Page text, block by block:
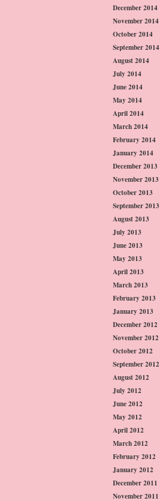
December 2014
November 2014
October 2014
September 2014
August 2014
July 2014
June 2014
May 2014
April 2014
March 2014
February 2014
January 2014
December 2013
November 2013
October 2013
September 2013
August 2013
July 2013
June 2013
May 2013
April 2013
March 2013
February 2013
January 2013
December 2012
November 2012
October 2012
September 2012
August 2012
July 2012
June 2012
May 2012
April 2012
March 2012
February 2012
January 2012
December 2011
November 2011